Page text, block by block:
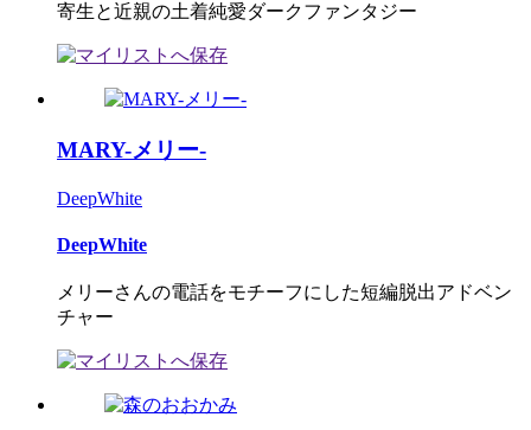
寄生と近親の土着純愛ダークファンタジー
MARY-メリー-
DeepWhite
DeepWhite
メリーさんの電話をモチーフにした短編脱出アドベン
チャー